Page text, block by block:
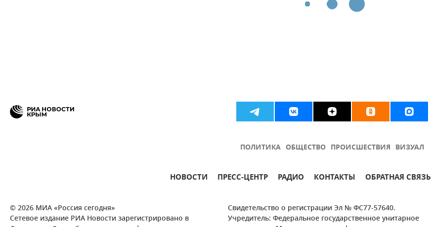
ПОЛИТИКА ОБЩЕСТВО ПРОИСШЕСТВИЯ ВИЗУАЛ
НОВОСТИ ПРЕСС-ЦЕНТР РАДИО КОНТАКТЫ ОБРАТНАЯ СВЯЗЬ
© 2026 МИА «Россия сегодня»
Сетевое издание РИА Новости зарегистрировано в
Свидетельство о регистрации Эл № ФС77-57640.
Учредитель: Федеральное государственное унитарное